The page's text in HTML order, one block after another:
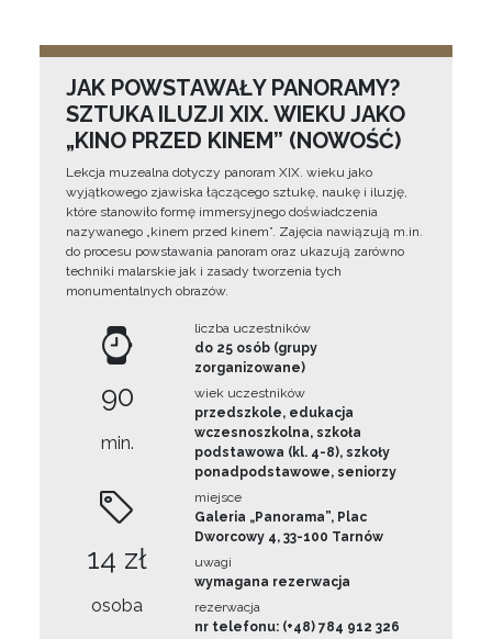
JAK POWSTAWAŁY PANORAMY?
SZTUKA ILUZJI XIX. WIEKU JAKO
„KINO PRZED KINEM” (NOWOŚĆ)
Lekcja muzealna dotyczy panoram XIX. wieku jako
wyjątkowego zjawiska łączącego sztukę, naukę i iluzję,
które stanowiło formę immersyjnego doświadczenia
nazywanego „kinem przed kinem”. Zajęcia nawiązują m.in.
do procesu powstawania panoram oraz ukazują zarówno
techniki malarskie jak i zasady tworzenia tych
monumentalnych obrazów.
90
min.
14 zł
osoba
liczba uczestników
do 25 osób (grupy
zorganizowane)
wiek uczestników
przedszkole, edukacja
wczesnoszkolna, szkoła
podstawowa (kl. 4-8), szkoły
ponadpodstawowe, seniorzy
miejsce
Galeria „Panorama”, Plac
Dworcowy 4, 33-100 Tarnów
uwagi
wymagana rezerwacja
rezerwacja
nr telefonu: (+48) 784 912 326